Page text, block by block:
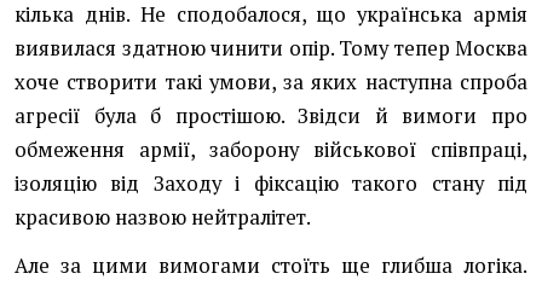
кілька днів. Не сподобалося, що українська армія
виявилася здатною чинити опір. Тому тепер Москва
хоче створити такі умови, за яких наступна спроба
агресії була б простішою. Звідси й вимоги про
обмеження армії, заборону військової співпраці,
ізоляцію від Заходу і фіксацію такого стану під
красивою назвою нейтралітет.
Але за цими вимогами стоїть ще глибша логіка.